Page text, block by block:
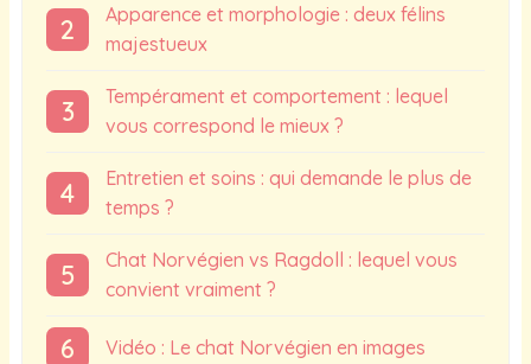
Apparence et morphologie : deux félins
majestueux
Tempérament et comportement : lequel
vous correspond le mieux ?
Entretien et soins : qui demande le plus de
temps ?
Chat Norvégien vs Ragdoll : lequel vous
convient vraiment ?
Vidéo : Le chat Norvégien en images